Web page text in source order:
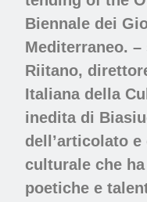
Biennale dei
Mediterraneo.
Riitano,
Italiana della
inedita di
dell’articolato
culturale che
poetiche e